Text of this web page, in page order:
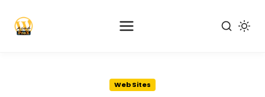
Web Sites